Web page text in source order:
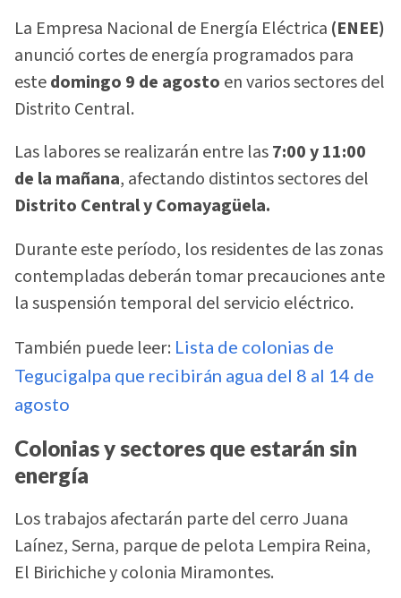
La Empresa Nacional de Energía Eléctrica (ENEE)
anunció cortes de energía programados para
estedomingo 9 de agosto en varios sectores del
Distrito Central.
Las labores se realizarán entre las7:00 y 11:00
de la mañana, afectando distintos sectores del
Distrito Central y Comayagüela.
Durante este período, los residentes de las zonas
contempladas deberán tomar precauciones ante
la suspensión temporal del servicio eléctrico.
También puede leer: Lista de colonias de
Tegucigalpa que recibirán agua del 8 al 14 de
agosto
Colonias y sectores que estarán sin
energía
Los trabajos afectarán parte del cerro Juana
Laínez, Serna, parque de pelota Lempira Reina,
El Birichiche y colonia Miramontes.